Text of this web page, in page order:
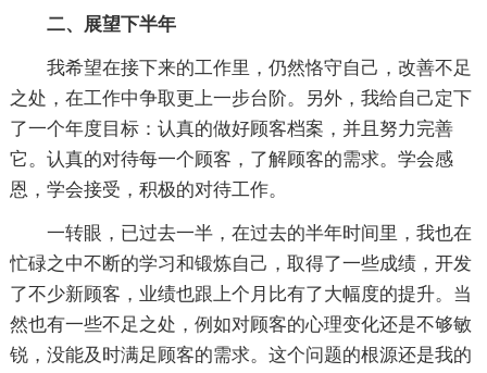
二、展望下半年
我希望在接下来的工作里，仍然恪守自己，改善不足
之处，在工作中争取更上一步台阶。另外，我给自己定下
了一个年度目标：认真的做好顾客档案，并且努力完善
它。认真的对待每一个顾客，了解顾客的需求。学会感
恩，学会接受，积极的对待工作。
一转眼，已过去一半，在过去的半年时间里，我也在
忙碌之中不断的学习和锻炼自己，取得了一些成绩，开发
了不少新顾客，业绩也跟上个月比有了大幅度的提升。当
然也有一些不足之处，例如对顾客的心理变化还是不够敏
锐，没能及时满足顾客的需求。这个问题的根源还是我的